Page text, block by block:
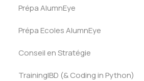
Prépa AlumnEye
Prépa Ecoles AlumnEye
Conseil en Stratégie
TrainingIBD (& Coding in Python)